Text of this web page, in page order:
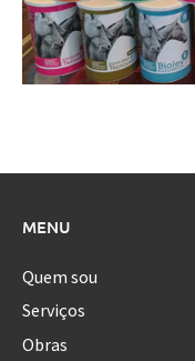
MENU
Quem sou
Serviços
Obras